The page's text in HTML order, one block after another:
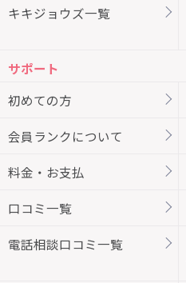
キキジョウズ一覧
サポート
初めての方
会員ランクについて
料金・お支払
口コミ一覧
電話相談口コミ一覧